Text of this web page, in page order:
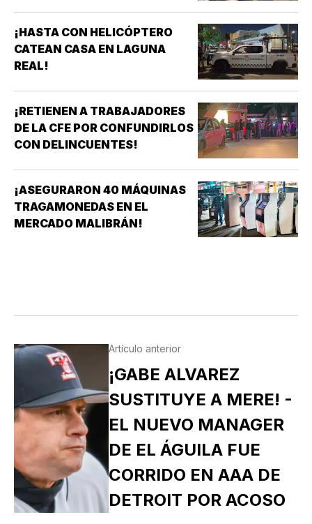
¡HASTA CON HELICÓPTERO
CATEAN CASA EN LAGUNA
REAL!
¡RETIENEN A TRABAJADORES
DE LA CFE POR CONFUNDIRLOS
CON DELINCUENTES!
¡ASEGURARON 40 MÁQUINAS
TRAGAMONEDAS EN EL
MERCADO MALIBRÁN!
Artículo anterior
¡GABE ALVAREZ
SUSTITUYE A MERE! -
EL NUEVO MANAGER
DE EL ÁGUILA FUE
CORRIDO EN AAA DE
DETROIT POR ACOSO